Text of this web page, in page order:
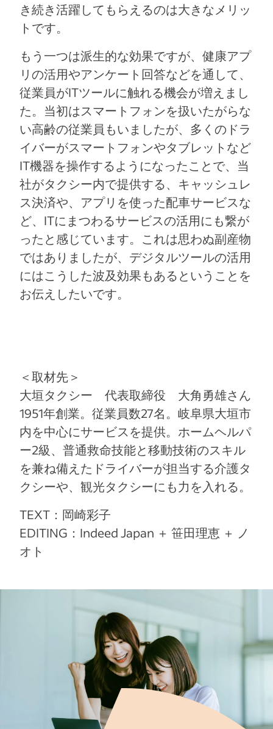
き続き活躍してもらえるのは大きなメリッ
トです。
もう一つは派生的な効果ですが、健康アプ
リの活用やアンケート回答などを通して、
従業員がITツールに触れる機会が増えまし
た。当初はスマートフォンを扱いたがらな
い高齢の従業員もいましたが、多くのドラ
イバーがスマートフォンやタブレットなど
IT機器を操作するようになったことで、当
社がタクシー内で提供する、キャッシュレ
ス決済や、アプリを使った配車サービスな
ど、ITにまつわるサービスの活用にも繋が
ったと感じています。これは思わぬ副産物
ではありましたが、デジタルツールの活用
にはこうした波及効果もあるということを
お伝えしたいです。
＜取材先＞
大垣タクシー 代表取締役 大角勇雄さん
1951年創業。従業員数27名。岐阜県大垣市
内を中心にサービスを提供。ホームヘルパ
ー2級、普通救命技能と移動技術のスキル
を兼ね備えたドライバーが担当する介護タ
クシーや、観光タクシーにも力を入れる。
TEXT：岡崎彩子
EDITING：Indeed Japan ＋ 笹田理恵 ＋ ノ
オト